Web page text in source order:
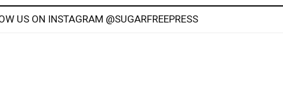
US ON INSTAGRAM @SUGARFREEPRESS